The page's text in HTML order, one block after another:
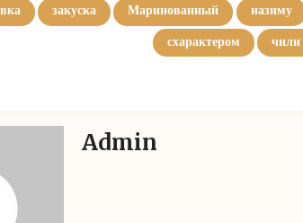
закуска Маринованный назиму
схарактером
чили
Admin